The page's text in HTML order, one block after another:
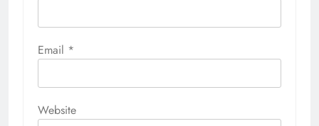
Email *
Website